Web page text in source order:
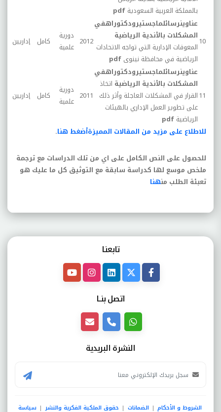
بالمملكة العربية السعودية pdf
10
عناوينرسائلماجستيرودكتوراهفي
المشكلات بالأندية الرياضية
المعوقات الإدارية التي تواجه الاتحادات
الرياضية في محافظة نينوى pdf
2012 دورية
علمية
كامل إداريين
11
عناوينرسائلماجستيرودكتوراهفي
المشكلات بالأندية الرياضية اتخاذ
القرار في المشكلات العاجلة وأثر ذلك
على تطوير العمل الإداري بالهيئات
الرياضية pdf
2011 دورية
علمية
كامل إداريين
للاطلاع على مزيد من المقالات المميزةأضغط هنا.
للحصول على النص الكامل على اي من تلك الدراسات مع ترجمة
ملخص موسع لها كدراسة سابقة مع التوثيق كل ما عليك هو
تعبئة الطلب منهنا
تابعنـا
اتصل بنــا
النشرة البريدية
الشروط و الأحكام | الضمانات | حقوق الملكية الفكرية والنشر | سياسة